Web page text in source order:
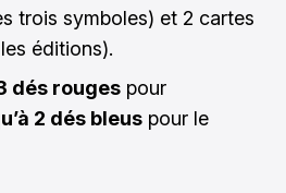
trois symboles) et 2 cartes
éditions).
dés rouges pour
2 dés bleus pour le